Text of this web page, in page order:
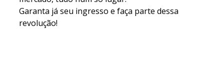
Garanta já seu ingresso e faça parte dessa
revolução!